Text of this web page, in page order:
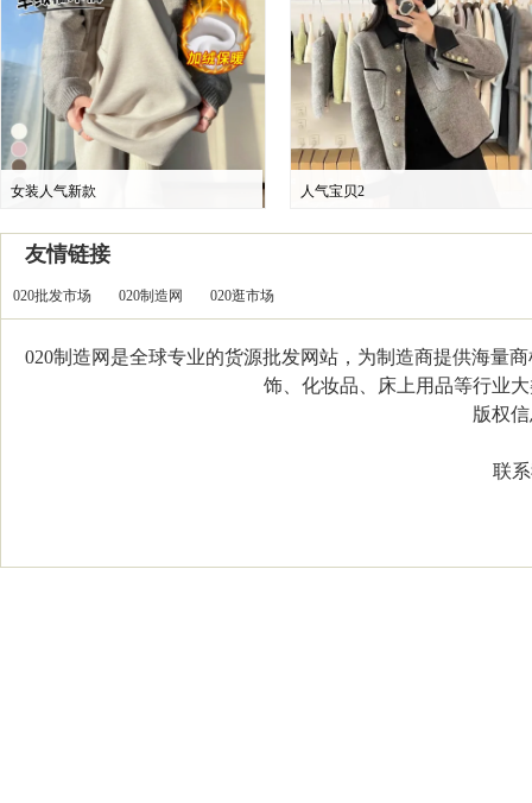
女装人气新款 人气宝贝2
友情链接
020批发市场 020制造网 020逛市场
020制造网是全球专业的货源批发网站，为制造商提供海量
饰、化妆品、床上用品等行业
版权信
联